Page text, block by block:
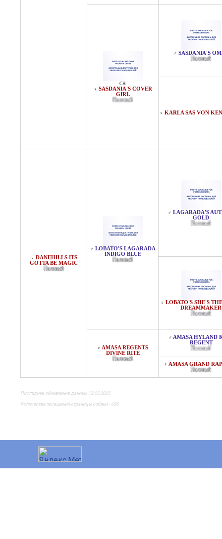
CH
♀ SASDANIA'S COVER
GIRL
Палевый
♂ SASDANIA'S
Палевый
♀ KARLA SAS VON
♀ DANEHILLS ITS
GOTTA BE MAGIC
Палевый
♂ LOBATO'S LAGARADA
INDIGO BLUE
Палевый
♂ LAGARADA'S
GOLD
Палевый
♀ LOBATO'S SHE'S
DREAMMAKER
Палевый
♀ AMASA REGENTS
DIVINE RITE
Палевый
♂ AMASA HYLAND
REGENT
Палевый
♀ AMASA GRAND
Палевый
Последнее обновление данных 12.03.2025
Количество посещений страницы собаки - 698